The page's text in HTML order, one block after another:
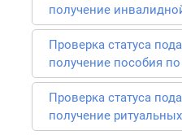
получение
Проверка статуса
получение пособия
Проверка статуса
получение